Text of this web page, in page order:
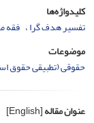
کلیدواژه‌ها
تفسیر هدف‏ گرا فقه
موضوعات
حقوقی (تطبیقی حقوق
عنوان مقاله[English]